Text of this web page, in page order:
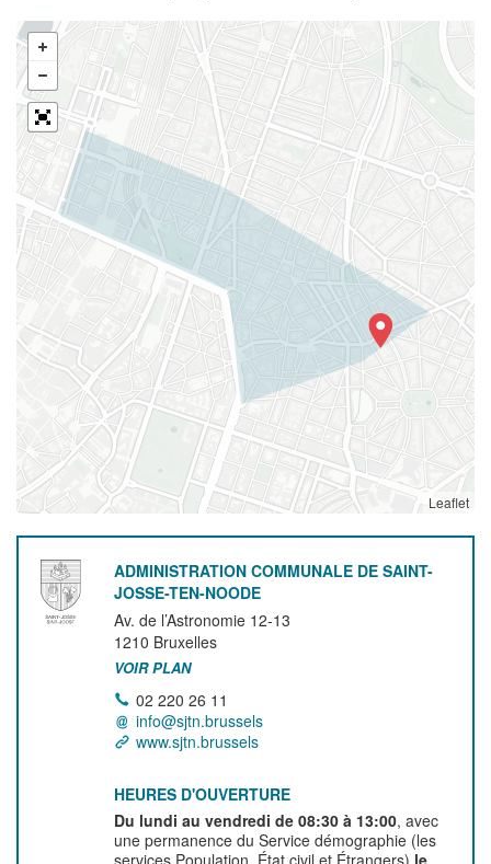
Leaflet
ADMINISTRATION COMMUNALE DE SAINT-
JOSSE-TEN-NOODE
Av. de l’Astronomie 12-13
1210 Bruxelles
VOIR PLAN
02 220 26 11
info@sjtn.brussels
www.sjtn.brussels
HEURES D'OUVERTURE
Du lundi au vendredi de 08:30 à 13:00, avec
une permanence du Service démographie (les
services Population, État civil et Étrangers) le